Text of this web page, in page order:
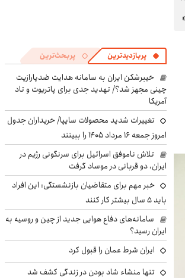
پربازدیدترین پربحث‌ترین
خیبرشکن ایران به سامانه هدایت ضدپارازیت
چینی مجهز شد؟/ تهدید جدی برای پاتریوت و تاد
آمریکا
تغییرات شدید محصولات سایپا/ خریداران جدول
امروز جمعه ۱۶ مرداد ۱۴۰۵ را ببینند
تلاش ناموفق اسرائیل برای سرنگونی رژیم در
ایران، دو قربانی در موساد گرفت
خبر مهم برای متقاضیان بازنشستگی: این افراد
باید ۵ سال بیشتر کار کنند
سامانه‌های دفاع هوایی جدید از چین و روسیه به
ایران رسید؟
ایران شرط عمان را قبول کرد
تنها منشاء شاد بودن در زندگی کشف شد